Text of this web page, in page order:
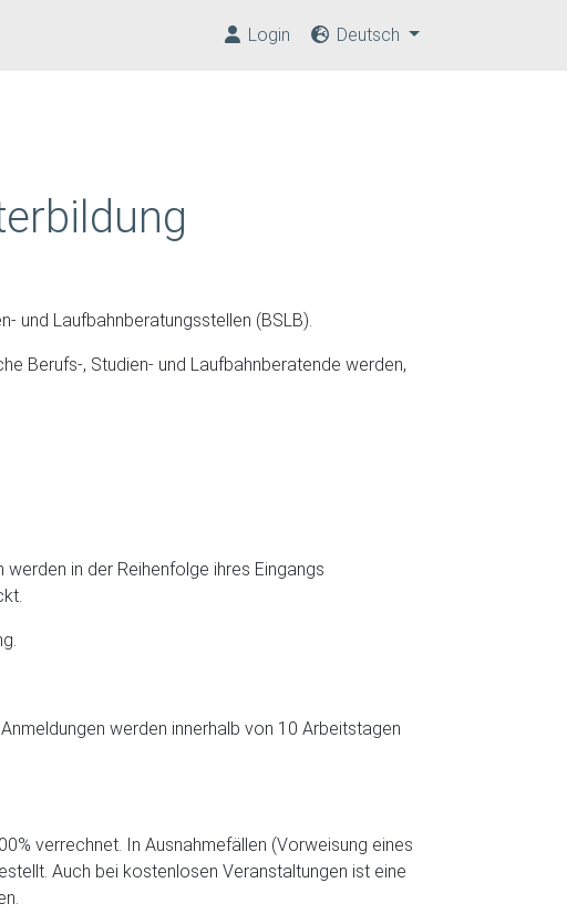
Login Deutsch
und Laufbahnberatungsstellen (BSLB).
Berufs-, Studien- und Laufbahnberatende werden,
in der Reihenfolge ihres Eingangs
werden innerhalb von 10 Arbeitstagen
verrechnet. In Ausnahmefällen (Vorweisung eines
Auch bei kostenlosen Veranstaltungen ist eine